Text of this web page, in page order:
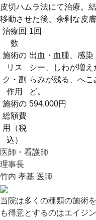
皮切ハムラ法にて治療。
移動させた後、余剰な皮
治療回
数
1回
施術の
リス
ク・副
作用
出血・血腫、感
シー、しわが増
らみが残る、へ
ど。
施術の
総額費
用（税
込）
594,000円
医師・看護師
理事長
竹内 孝基 医師
当院は多くの種類の施術
も得意とするのはエイジ